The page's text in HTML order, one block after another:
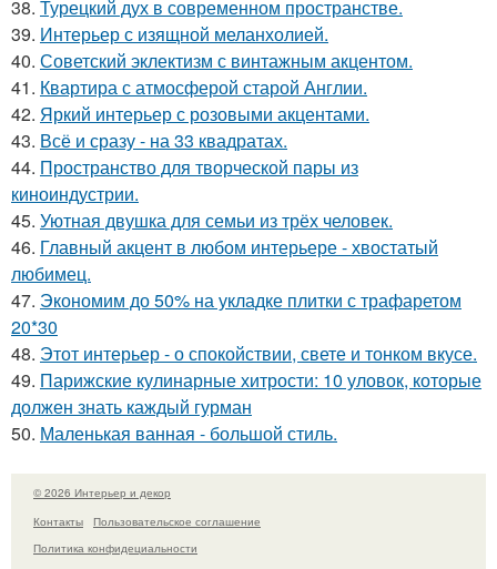
38. Турецкий дух в современном пространстве.
39. Интерьер с изящной меланхолией.
40. Советский эклектизм с винтажным акцентом.
41. Квартира с атмосферой старой Англии.
42. Яркий интерьер с розовыми акцентами.
43. Всё и сразу - на 33 квадратах.
44. Пространство для творческой пары из
киноиндустрии.
45. Уютная двушка для семьи из трёх человек.
46. Главный акцент в любом интерьере - хвостатый
любимец.
47. Экономим до 50% на укладке плитки с трафаретом
20*30
48. Этот интерьер - о спокойствии, свете и тонком вкусе.
49. Парижские кулинарные хитрости: 10 уловок, которые
должен знать каждый гурман
50. Маленькая ванная - большой стиль.
© 2026 Интерьер и декор
Контакты
Пользовательское соглашение
Политика конфидециальности